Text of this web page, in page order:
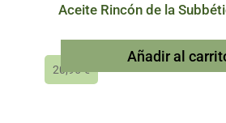
Aceite Rincón de la
20,95€
Añadir al